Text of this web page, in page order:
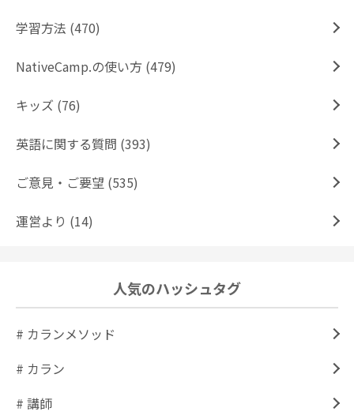
学習方法 (470)
NativeCamp.の使い方 (479)
キッズ (76)
英語に関する質問 (393)
ご意見・ご要望 (535)
運営より (14)
人気のハッシュタグ
# カランメソッド
# カラン
# 講師